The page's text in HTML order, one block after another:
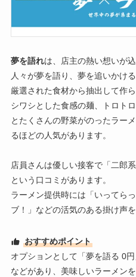
夢を語れは、店主の熱い想いが
人々が夢を語り、夢を追いかけ
厳選された食材から抽出して作
シワシとした食感の麺、トロト
とたくさんの野菜がのったラー
るほどの人気があります。
店員さんは優しい接客で「二郎
という口コミがあります。
ラーメン提供時には「いってら
ブ！」などの活気のある掛け声を
おすすめポイント
オプションとして「夢を語る 0
などがあり、美味しいラーメン